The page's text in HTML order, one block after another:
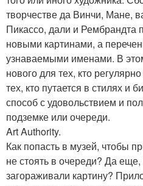
творчестве да Винчи, Мане,
Пикассо, дали и Рембрандта
новыми картинами, а
узнаваемыми именами. В
нового для тех, кто
тех, кто путается в стилях и
способ с удовольствием и
подземке или очереди.
Art Authority.
Как попасть в музей, чтобы
не стоять в очереди? Да
загораживали картину?